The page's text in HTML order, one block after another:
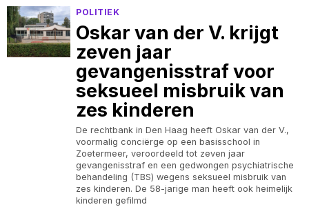
POLITIEK
Oskar van der V. krijgt
zeven jaar
gevangenisstraf voor
seksueel misbruik van
zes kinderen
De rechtbank in Den Haag heeft Oskar van der V.,
voormalig conciërge op een basisschool in
Zoetermeer, veroordeeld tot zeven jaar
gevangenisstraf en een gedwongen psychiatrische
behandeling (TBS) wegens seksueel misbruik van
zes kinderen. De 58-jarige man heeft ook heimelijk
kinderen gefilmd